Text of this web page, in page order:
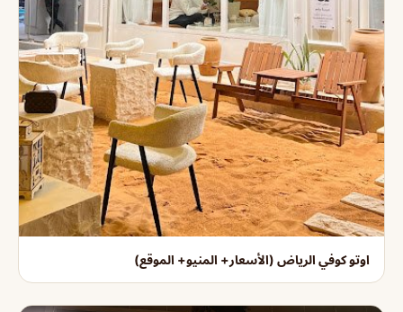
اوتو كوفي الرياض (الأسعار+ المنيو+ الموقع)